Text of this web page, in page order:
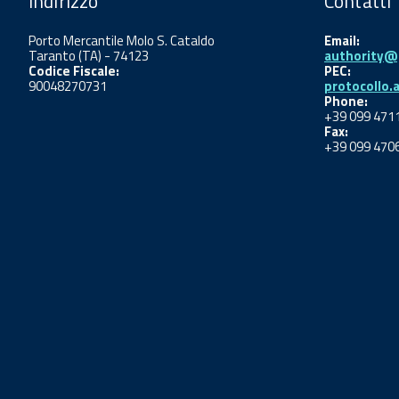
Porto Mercantile Molo S. Cataldo
Taranto (TA) - 74123
Codice Fiscale:
90048270731
Email:
PEC:
Phone:
+39 099
Fax:
+39 099